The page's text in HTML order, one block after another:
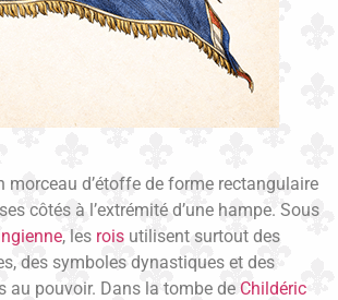
morceau d’étoffe de forme rectangulaire
côtés à l’extrémité d’une hampe. Sous
, les rois utilisent surtout des
des symboles dynastiques et des
au pouvoir. Dans la tombe de Childéric